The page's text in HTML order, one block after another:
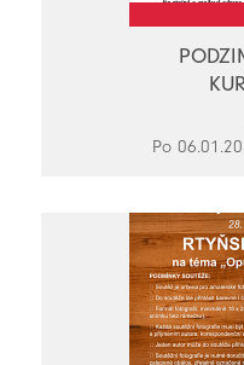
Po